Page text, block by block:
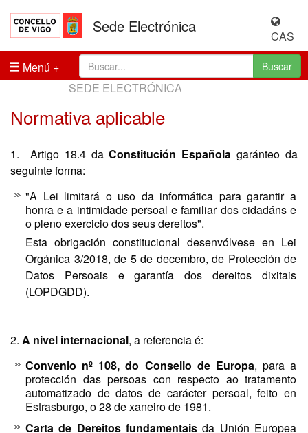
Sede Electrónica
CAS
Menú
Buscar
SEDE ELECTRÓNICA
Normativa aplicable
1. Artigo 18.4 daConstitución Española garánteo da
seguinte forma:
"A Lei limitará o uso da informática para garantir a
honra e a intimidade persoal e familiar dos cidadáns e
o pleno exercicio dos seus dereitos".
Esta obrigación constitucional desenvólvese en Lei
Orgánica 3/2018, de 5 de decembro, de Protección de
Datos Persoais e garantía dos dereitos dixitais
(LOPDGDD).
2. A nivel internacional, a referencia é:
Convenio nº 108, do Consello de Europa, para a
protección das persoas con respecto ao tratamento
automatizado de datos de carácter persoal, feito en
Estrasburgo, o 28 de xaneiro de 1981.
Carta de Dereitos fundamentais da Unión Europea